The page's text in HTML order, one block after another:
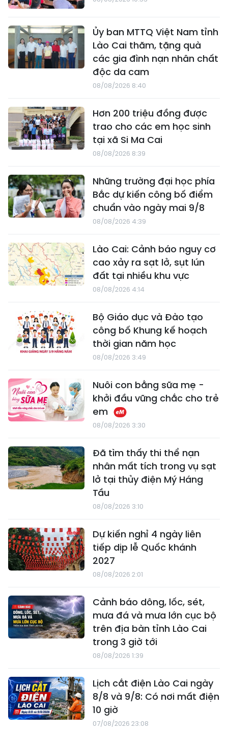
Ủy ban MTTQ Việt Nam tỉnh
Lào Cai thăm, tặng quà
các gia đình nạn nhân chất
độc da cam
08/08/2026 8:40
Hơn 200 triệu đồng được
trao cho các em học sinh
tại xã Si Ma Cai
08/08/2026 8:39
Những trường đại học phía
Bắc dự kiến công bố điểm
chuẩn vào ngày mai 9/8
08/08/2026 4:39
Lào Cai: Cảnh báo nguy cơ
cao xảy ra sạt lở, sụt lún
đất tại nhiều khu vực
08/08/2026 4:14
Bộ Giáo dục và Đào tạo
công bố Khung kế hoạch
thời gian năm học
08/08/2026 3:49
Nuôi con bằng sữa mẹ -
khởi đầu vững chắc cho trẻ
em
08/08/2026 3:30
Đã tìm thấy thi thể nạn
nhân mất tích trong vụ sạt
lở tại thủy điện Mý Háng
Tầu
08/08/2026 3:10
Dự kiến nghỉ 4 ngày liên
tiếp dịp lễ Quốc khánh
2027
08/08/2026 2:01
Cảnh báo dông, lốc, sét,
mưa đá và mưa lớn cục bộ
trên địa bàn tỉnh Lào Cai
trong 3 giờ tới
08/08/2026 1:39
Lịch cắt điện Lào Cai ngày
8/8 và 9/8: Có nơi mất điện
10 giờ
07/08/2026 23:08